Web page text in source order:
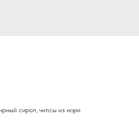
сироп, чипсы из нори